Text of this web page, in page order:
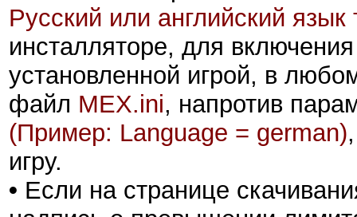
Русский или английский язык
инсталляторе, для
установленной игрой, в
файл MEX.ini, напротив
(Пример: Language = german)
игру.
• Если на странице